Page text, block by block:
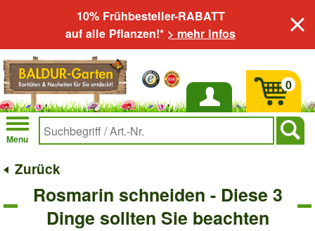
10% Frühbesteller-RABATT
auf alle Pflanzen!* > mehr Infos
Anmelden
Menu
0
Zurück
Rosmarin schneiden - Diese 3
Dinge sollten Sie beachten